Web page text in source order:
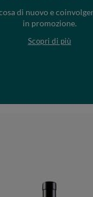
di nuovo e
in promozione.
Scopri di più